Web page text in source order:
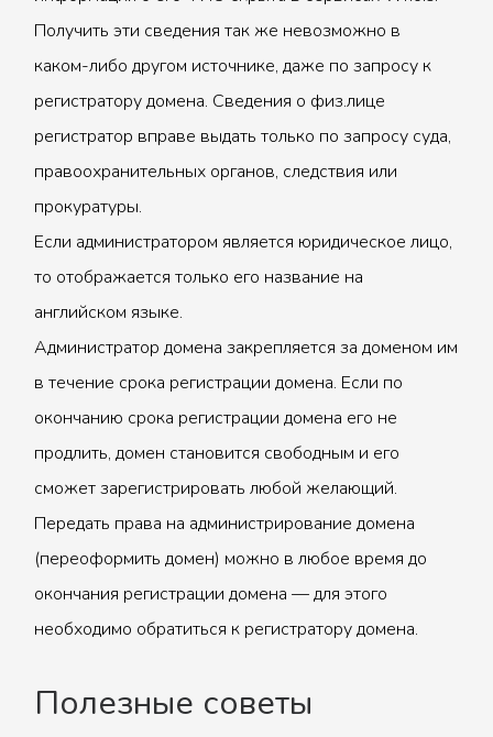
Получить эти сведения так же невозможно в
каком-либо другом источнике, даже по запросу к
регистратору домена. Сведения о физ.лице
регистратор вправе выдать только по запросу суда,
правоохранительных органов, следствия или
прокуратуры.
Если администратором является юридическое лицо,
то отображается только его название на
английском языке.
Администратор домена закрепляется за доменом им
в течение срока регистрации домена. Если по
окончанию срока регистрации домена его не
продлить, домен становится свободным и его
сможет зарегистрировать любой желающий.
Передать права на администрирование домена
(переоформить домен) можно в любое время до
окончания регистрации домена — для этого
необходимо обратиться к регистратору домена.
Полезные советы